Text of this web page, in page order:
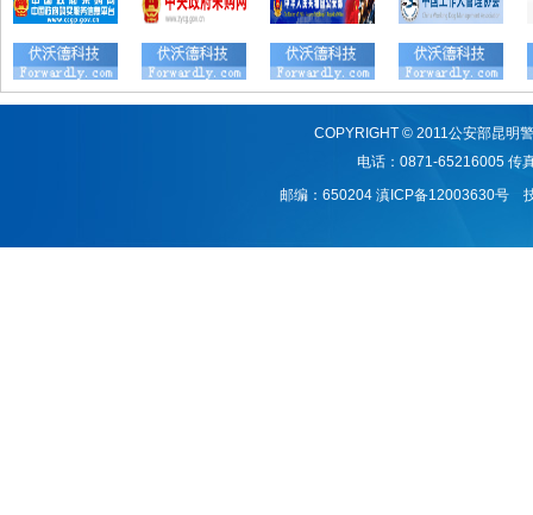
COPYRIGHT © 2011公安部昆明
电话：0871-65216005 传
邮编：650204 滇ICP备12003630号技